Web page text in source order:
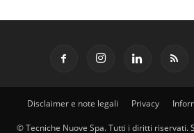
Disclaimer e note legali Privacy
© Tecniche Nuove Spa. Tutti i diritti riservati.